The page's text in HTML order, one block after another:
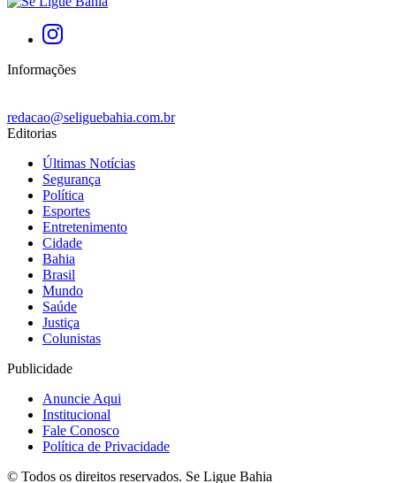
Informações
redacao@seliguebahia.com.br
Editorias
Últimas Notícias
Segurança
Política
Esportes
Entretenimento
Cidade
Bahia
Brasil
Mundo
Saúde
Justiça
Colunistas
Publicidade
Anuncie Aqui
Institucional
Fale Conosco
Política de Privacidade
© Todos os direitos reservados. Se Ligue Bahia